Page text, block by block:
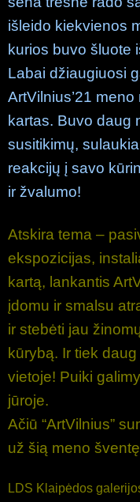
išleido kiekvienos
kurios buvo šluote
Labai džiaugiuosi
ArtVilnius’21
kartas. Buvo daug
susitikimų,
reakcijų į savo
ir žvalumo!
Atskira tema –
ekspozicijas,
kartą, lankantis
įdomu ir smalsu
ir stebėti jau
kūrybą. Ir tiek
vietoje! Puiki
jūroje.
Ačiū “ArtVilnius”
už šią meno
LDS Klaipėdos